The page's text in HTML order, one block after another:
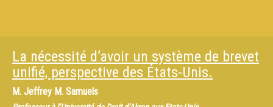
La nécessité d’avoir un système de brevet
unifié, perspective des États-Unis.
M. Jeffrey M. Samuels